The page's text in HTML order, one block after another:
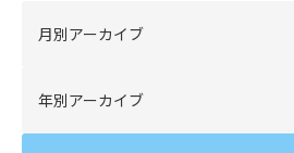
月別アーカイブ
年別アーカイブ